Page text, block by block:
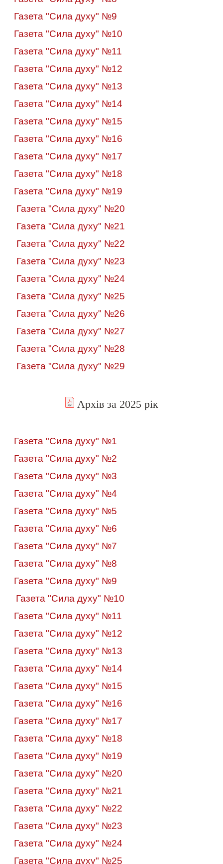
Газета "Сила духу" №9
Газета "Сила духу" №10
Газета "Сила духу" №11
Газета "Сила духу" №12
Газета "Сила духу" №13
Газета "Сила духу" №14
Газета "Сила духу" №15
Газета "Сила духу" №16
Газета "Сила духу" №17
Газета "Сила духу" №18
Газета "Сила духу" №19
Газета "Сила духу" №20
Газета "Сила духу" №21
Газета "Сила духу" №22
Газета "Сила духу" №23
Газета "Сила духу" №24
Газета "Сила духу" №25
Газета "Сила духу" №26
Газета "Сила духу" №27
Газета "Сила духу" №28
Газета "Сила духу" №29
Архів за 2025 рік
Газета "Сила духу" №1
Газета "Сила духу" №2
Газета "Сила духу" №3
Газета "Сила духу" №4
Газета "Сила духу" №5
Газета "Сила духу" №6
Газета "Сила духу" №7
Газета "Сила духу" №8
Газета "Сила духу" №9
Газета "Сила духу" №10
Газета "Сила духу" №11
Газета "Сила духу" №12
Газета "Сила духу" №13
Газета "Сила духу" №14
Газета "Сила духу" №15
Газета "Сила духу" №16
Газета "Сила духу" №17
Газета "Сила духу" №18
Газета "Сила духу" №19
Газета "Сила духу" №20
Газета "Сила духу" №21
Газета "Сила духу" №22
Газета "Сила духу" №23
Газета "Сила духу" №24
Газета "Сила духу" №25